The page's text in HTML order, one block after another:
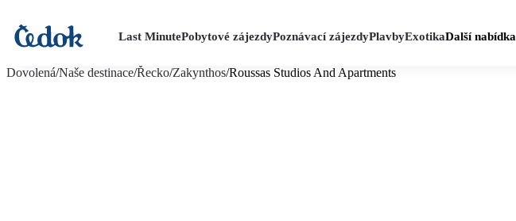
Last MinutePobytové zájezdyPoznávací zájezdyPlavbyExotikaDalší nabídka
Dovolená/Naše destinace/Řecko/Zakynthos/Roussas Studios And Apartments